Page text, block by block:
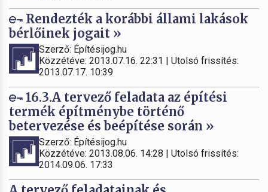
Rendezték a korábbi állami lakások
bérlőinek jogait »
Szerző: Építésijog.hu
Közzétéve: 2013.07.16. 22:31 | Utolsó frissítés:
2013.07.17. 10:39
16.3.A tervező feladata az építési
termék építménybe történő
betervezése és beépítése során »
Szerző: Építésijog.hu
Közzétéve: 2013.08.06. 14:28 | Utolsó frissítés:
2014.09.06. 17:33